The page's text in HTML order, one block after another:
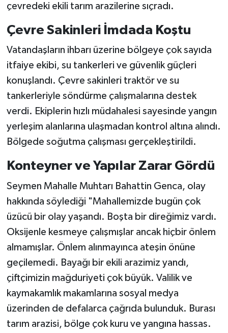
çevredeki ekili tarım arazilerine sıçradı.
Çevre Sakinleri İmdada Koştu
Vatandaşların ihbarı üzerine bölgeye çok sayıda
itfaiye ekibi, su tankerleri ve güvenlik güçleri
konuşlandı. Çevre sakinleri traktör ve su
tankerleriyle söndürme çalışmalarına destek
verdi. Ekiplerin hızlı müdahalesi sayesinde yangın
yerleşim alanlarına ulaşmadan kontrol altına alındı.
Bölgede soğutma çalışması gerçekleştirildi.
Konteyner ve Yapılar Zarar Gördü
Seymen Mahalle Muhtarı Bahattin Genca, olay
hakkında söylediği "Mahallemizde bugün çok
üzücü bir olay yaşandı. Boşta bir direğimiz vardı.
Oksijenle kesmeye çalışmışlar ancak hiçbir önlem
almamışlar. Önlem alınmayınca ateşin önüne
geçilemedi. Bayağı bir ekili arazimiz yandı,
çiftçimizin mağduriyeti çok büyük. Valilik ve
kaymakamlık makamlarına sosyal medya
üzerinden de defalarca çağrıda bulunduk. Burası
tarım arazisi, bölge çok kuru ve yangına hassas.